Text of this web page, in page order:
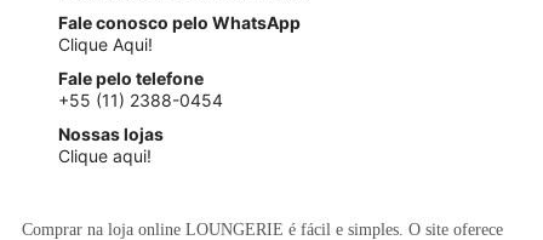
Fale conosco pelo WhatsApp
Clique Aqui!
Fale pelo telefone
+55 (11) 2388-0454
Nossas lojas
Clique aqui!
Comprar na loja online LOUNGERIE é fácil e simples. O site oferece